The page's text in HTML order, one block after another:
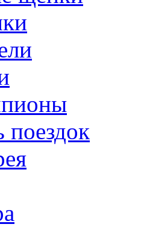
поездок